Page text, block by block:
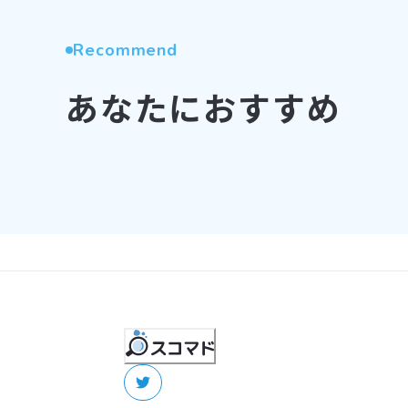
Recommend
あなたにおすすめ